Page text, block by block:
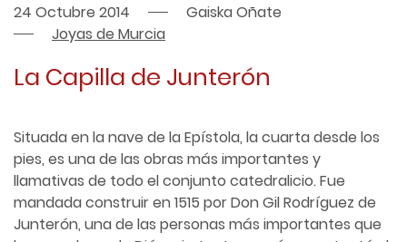
24 Octubre 2014
Gaiska Oñate
Joyas de Murcia
La Capilla de Junterón
Situada en la nave de la Epístola, la cuarta desde los
pies, es una de las obras más importantes y
llamativas de todo el conjunto catedralicio. Fue
mandada construir en 1515 por Don Gil Rodríguez de
Junterón, una de las personas más importantes que